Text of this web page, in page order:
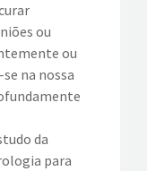
ou
ou
na nossa
da
para